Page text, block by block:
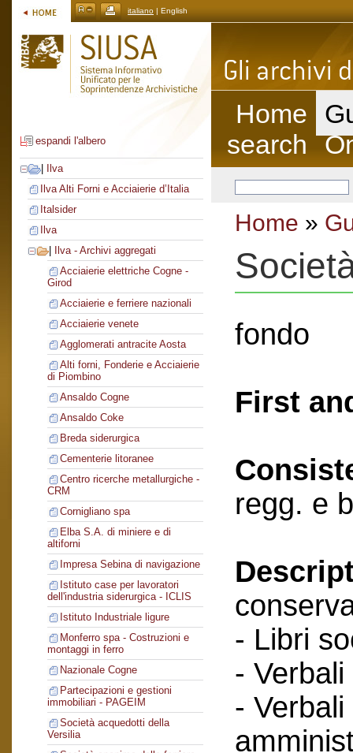
italiano | English
espandi l'albero
Ilva
Ilva Alti Forni e Acciaierie d’Italia
Italsider
Ilva
Ilva - Archivi aggregati
Acciaierie elettriche Cogne -
Girod
Acciaierie e ferriere nazionali
Acciaierie venete
Agglomerati antracite Aosta
Alti forni, Fonderie e Acciaierie
di Piombino
Ansaldo Cogne
Ansaldo Coke
Breda siderurgica
Cementerie litoranee
Centro ricerche metallurgiche -
CRM
Cornigliano spa
Elba S.A. di miniere e di
altiforni
Impresa Sebina di navigazione
Istituto case per lavoratori
dell'industria siderurgica - ICLIS
Istituto Industriale ligure
Monferro spa - Costruzioni e
montaggi in ferro
Nazionale Cogne
Partecipazioni e gestioni
immobiliari - PAGEIM
Società acquedotti della
Versilia
Home
search
Home »
fondo
First
regg. e
- Libri
-
-